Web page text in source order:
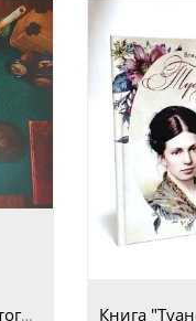
Книга "Дом-музей Л.Н.Толстого в Ясной Поляне. Очерк-путеводитель" Н.П.Пузин